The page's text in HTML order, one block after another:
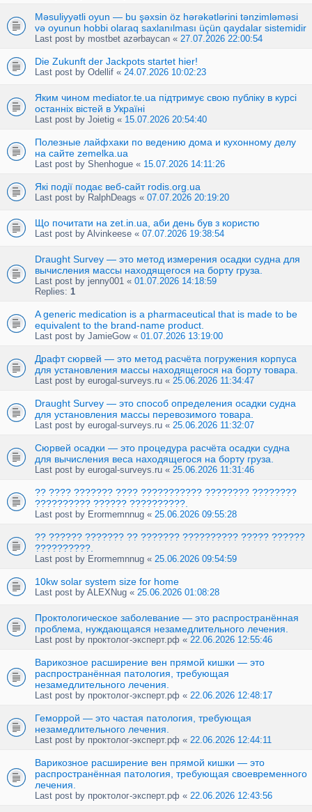
Məsuliyyətli oyun — bu şəxsin öz hərəkətlərini tənzimləməsi
və oyunun hobbi olaraq saxlanılması üçün qaydalar sistemidir
Last post by mostbet azərbaycan « 27.07.2026 22:00:54
Die Zukunft der Jackpots startet hier!
Last post by Odellif « 24.07.2026 10:02:23
Яким чином mediator.te.ua підтримує свою публіку в курсі
останніх вістей в Україні
Last post by Joietig « 15.07.2026 20:54:40
Полезные лайфхаки по ведению дома и кухонному делу
на сайте zemelka.ua
Last post by Shenhogue « 15.07.2026 14:11:26
Які події подає веб-сайт rodis.org.ua
Last post by RalphDeags « 07.07.2026 20:19:20
Що почитати на zet.in.ua, аби день був з користю
Last post by Alvinkeese « 07.07.2026 19:38:54
Draught Survey — это метод измерения осадки судна для
вычисления массы находящегося на борту груза.
Last post by jenny001 « 01.07.2026 14:18:59
Replies: 1
A generic medication is a pharmaceutical that is made to be
equivalent to the brand-name product.
Last post by JamieGow« 01.07.2026 13:19:00
Драфт сюрвей — это метод расчёта погружения корпуса
для установления массы находящегося на борту товара.
Last post by eurogal-surveys.ru « 25.06.2026 11:34:47
Draught Survey — это способ определения осадки судна
для установления массы перевозимого товара.
Last post by eurogal-surveys.ru « 25.06.2026 11:32:07
Сюрвей осадки — это процедура расчёта осадки судна
для вычисления веса находящегося на борту груза.
Last post by eurogal-surveys.ru « 25.06.2026 11:31:46
?? ???? ??????? ???? ??????????? ???????? ????????
?????????? ?????? ??????????.
Last post by Erormemnnug « 25.06.2026 09:55:28
?? ?????? ??????? ?? ??????? ?????????? ????? ??????
??????????.
Last post by Erormemnnug « 25.06.2026 09:54:59
10kw solar system size for home
Last post by ALEXNug « 25.06.2026 01:08:28
Проктологическое заболевание — это распространённая
проблема, нуждающаяся незамедлительного лечения.
Last post by проктолог-эксперт.рф « 22.06.2026 12:55:46
Варикозное расширение вен прямой кишки — это
распространённая патология, требующая
незамедлительного лечения.
Last post by проктолог-эксперт.рф « 22.06.2026 12:48:17
Геморрой — это частая патология, требующая
незамедлительного лечения.
Last post by проктолог-эксперт.рф « 22.06.2026 12:44:11
Варикозное расширение вен прямой кишки — это
распространённая патология, требующая своевременного
лечения.
Last post by проктолог-эксперт.рф « 22.06.2026 12:43:56